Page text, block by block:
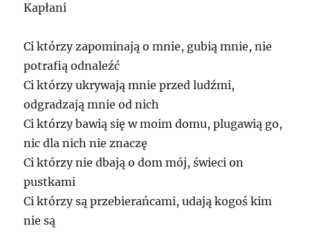
Kapłani
Ci którzy zapominają o mnie, gubią mnie, nie
potrafią odnaleźć
Ci którzy ukrywają mnie przed ludźmi,
odgradzają mnie od nich
Ci którzy bawią się w moim domu, plugawią go,
nic dla nich nie znaczę
Ci którzy nie dbają o dom mój, świeci on
pustkami
Ci którzy są przebierańcami, udają kogoś kim
nie są